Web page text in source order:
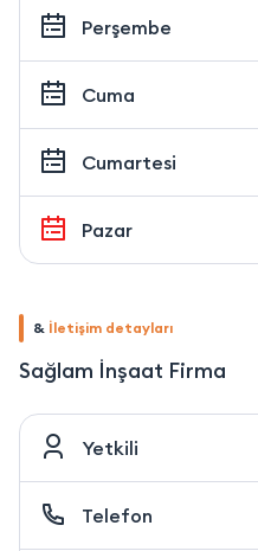
Perşembe
Cuma
Cumartesi
Pazar
& İletişim detayları
Sağlam İnşaat Firma
Yetkili
Telefon